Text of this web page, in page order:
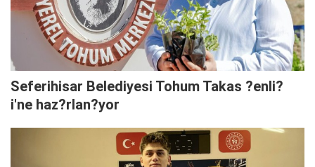
Seferihisar Belediyesi Tohum Takas ?enli?
i'ne haz?rlan?yor